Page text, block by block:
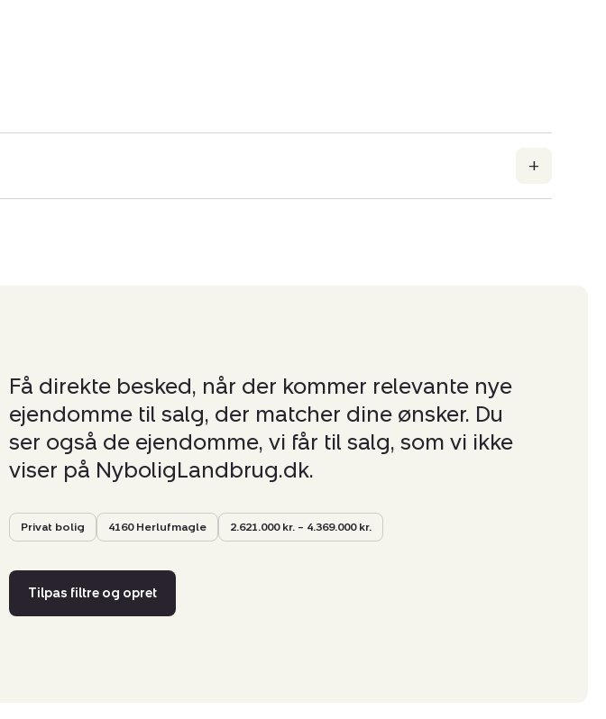
Få direkte besked, når der kommer relevante nye
ejendomme til salg, der matcher dine ønsker. Du
ser også de ejendomme, vi får til salg, som vi ikke
viser på NyboligLandbrug.dk.
Privat bolig 4160 Herlufmagle 2.621.000 kr. – 4.369.000 kr.
Tilpas filtre og opret